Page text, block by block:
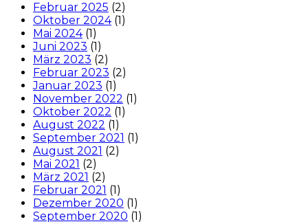
Februar 2025 (2)
Oktober 2024(1)
Mai 2024(1)
Juni 2023 (1)
März 2023 (2)
Februar 2023 (2)
Januar 2023 (1)
November 2022 (1)
Oktober 2022 (1)
August 2022 (1)
September 2021 (1)
August 2021 (2)
Mai 2021 (2)
März 2021 (2)
Februar 2021 (1)
Dezember 2020 (1)
September 2020 (1)